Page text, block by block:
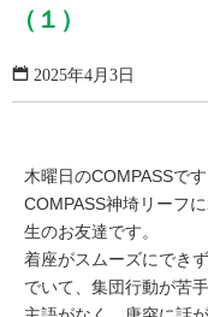
（１）
2025年4月3日
木曜日のCOMPASSです
COMPASS神埼リーフ
生のお友達です。
着座がスムーズにでき
でいて、集団行動が苦手